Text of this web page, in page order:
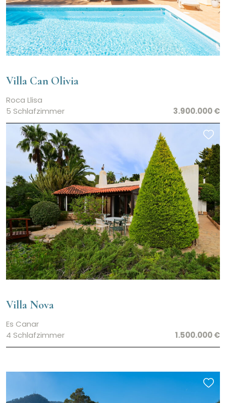
Villa Can Olivia
Roca Llisa
5 Schlafzimmer
3.900.000 €
Villa Nova
Es Canar
4 Schlafzimmer
1.500.000 €